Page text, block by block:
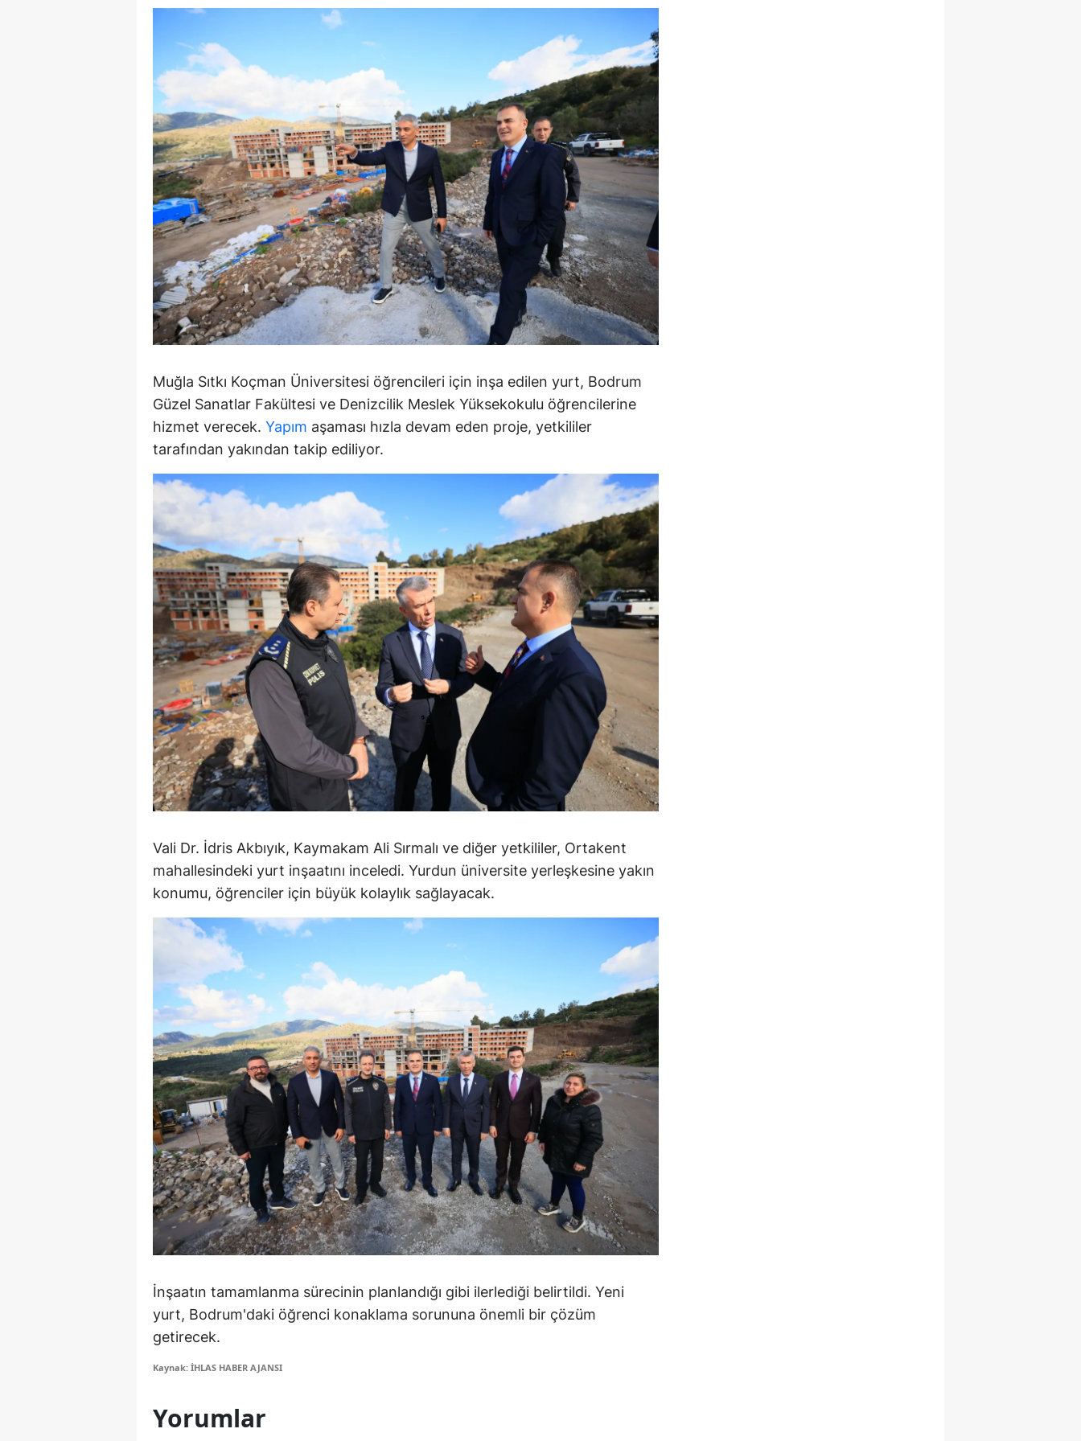
Erzincan
Erzurum
Eskişehir
Gaziantep
Giresun
Gümüşhane
Hakkari
Hatay
Isparta
Mersin
İstanbul
İzmir
Kastamonu
Kayseri
Kırklareli
Kırşehir
Kocaeli
Konya
Kütahya
Malatya
Manisa
Kahramanmaraş
Mardin
Muğla
Niğde
Rize
Sakarya
Samsun
Siirt
Sinop
Sivas
Tekirdağ
Trabzon
Muğla Sıtkı Koçman Üniversitesi öğrencileri için inşa edilen yurt, Bodrum
Güzel Sanatlar Fakültesi ve Denizcilik Meslek Yüksekokulu öğrencilerine
hizmet verecek. Yapım aşaması hızla devam eden proje, yetkililer
tarafından yakından takip ediliyor.
Vali Dr. İdris Akbıyık, Kaymakam Ali Sırmalı ve diğer yetkililer, Ortakent
mahallesindeki yurt inşaatını inceledi. Yurdun üniversite yerleşkesine yakın
konumu, öğrenciler için büyük kolaylık sağlayacak.
İnşaatın tamamlanma sürecinin planlandığı gibi ilerlediği belirtildi. Yeni
yurt, Bodrum'daki öğrenci konaklama sorununa önemli bir çözüm
getirecek.
Kaynak: İHLAS HABER AJANSI
Yorumlar